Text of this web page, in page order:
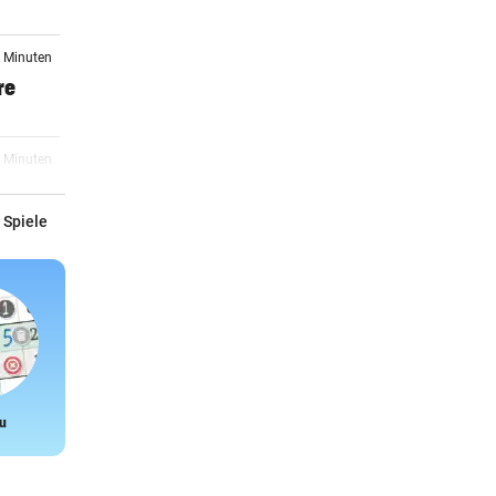
Minuten
Minuten
Minuten